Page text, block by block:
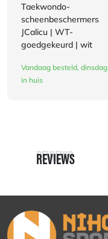
Taekwondo-
scheenbeschermers
JCalicu | WT-
goedgekeurd | wit
Vandaag besteld, dinsdag
in huis
REVIEWS
REVIEWS